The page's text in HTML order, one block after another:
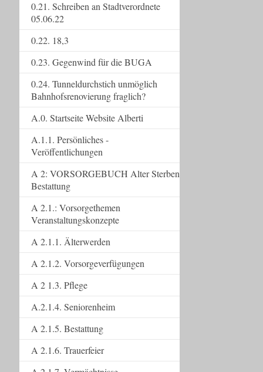
0.21. Schreiben an Stadtverordnete
05.06.22
0.22. 18,3
0.23. Gegenwind für die BUGA
0.24. Tunneldurchstich unmöglich
Bahnhofsrenovierung fraglich?
A.0. Startseite Website Alberti
A.1.1. Persönliches -
Veröffentlichungen
A 2: VORSORGEBUCH Alter Sterben
Bestattung
A 2.1.: Vorsorgethemen
Veranstaltungskonzepte
A 2.1.1. Älterwerden
A 2.1.2. Vorsorgeverfügungen
A 2 1.3. Pflege
A.2.1.4. Seniorenheim
A 2.1.5. Bestattung
A 2.1.6. Trauerfeier